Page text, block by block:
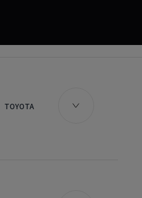
TOYOTA